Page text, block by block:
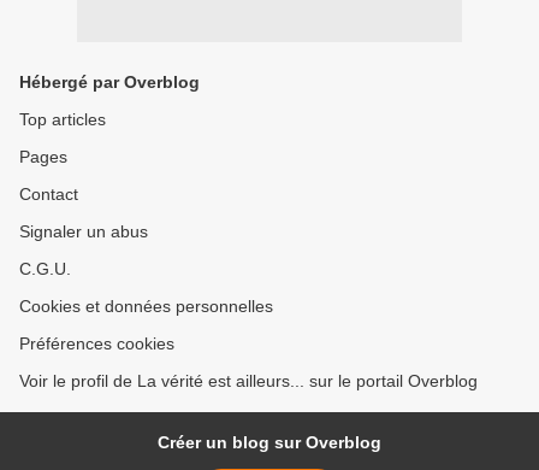
Hébergé par Overblog
Top articles
Pages
Contact
Signaler un abus
C.G.U.
Cookies et données personnelles
Préférences cookies
Voir le profil de La vérité est ailleurs... sur le portail Overblog
Créer un blog sur Overblog